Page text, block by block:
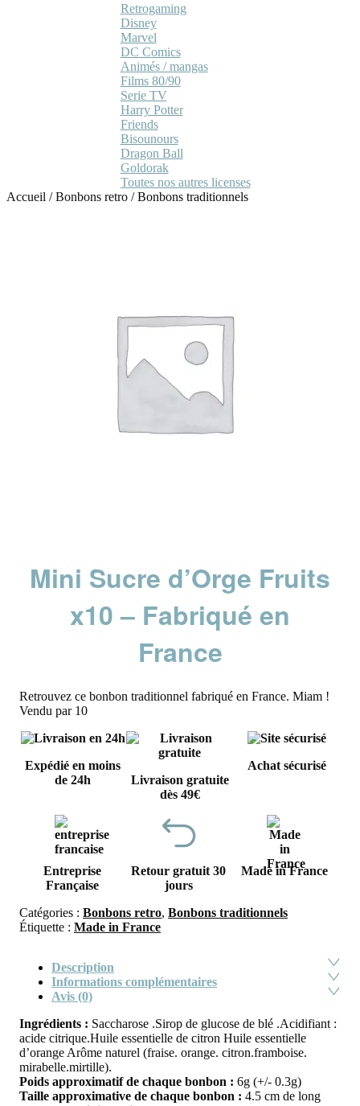
Retrogaming
Disney
Marvel
DC Comics
Animés / mangas
Films 80/90
Serie TV
Harry Potter
Friends
Bisounours
Dragon Ball
Goldorak
Toutes nos autres licenses
Accueil /Bonbons retro /Bonbons traditionnels
Mini Sucre d’Orge Fruits
x10 – Fabriqué en
France
Retrouvez ce bonbon traditionnel fabriqué en France. Miam !
Vendu par 10
Expédié en moins
de 24h
Livraison gratuite
dès 49€
Achat sécurisé
Entreprise
Française
Retour gratuit 30
jours
Made in France
Catégories : Bonbons retro, Bonbons traditionnels
Étiquette : Made in France
Description
Informations complémentaires
Avis (0)
Ingrédients : Saccharose .Sirop de glucose de blé .Acidifiant :
acide citrique.Huile essentielle de citron Huile essentielle
d’orange Arôme naturel (fraise. orange. citron.framboise.
mirabelle.mirtille).
Poids approximatif de chaque bonbon : 6g (+/- 0.3g)
Taille approximative de chaque bonbon : 4.5 cm de long